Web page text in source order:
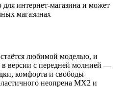
для интернет-магазина и может
магазинах
любимой моделью, и
в версии с передней молнией —
комфорта и свободы
неопрена MX2 и